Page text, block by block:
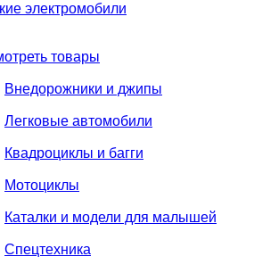
электромобили
товары
Внедорожники и джипы
Легковые автомобили
Квадроциклы и багги
Мотоциклы
Каталки и модели для малышей
Спецтехника